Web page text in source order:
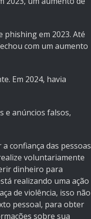
phishing em 2023. Até
com um aumento
Em 2024, havia
e anúncios falsos,
confiança das
voluntariamente
dinheiro para
realizando uma ação
de violência, isso não
pessoal, para obter
sobre sua